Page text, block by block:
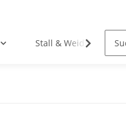
Stall & Weide